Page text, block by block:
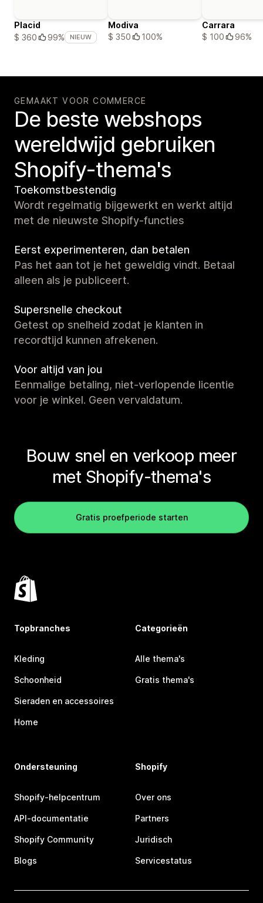
Placid
$ 360
99% NIEUW
Modiva
$ 350
100%
Carrara
$ 100
96%
GEMAAKT VOOR COMMERCE
De beste webshops
wereldwijd gebruiken
Shopify-thema's
Toekomstbestendig
Wordt regelmatig bijgewerkt en werkt altijd
met de nieuwste Shopify-functies
Eerst experimenteren, dan betalen
Pas het aan tot je het geweldig vindt. Betaal
alleen als je publiceert.
Supersnelle checkout
Getest op snelheid zodat je klanten in
recordtijd kunnen afrekenen.
Voor altijd van jou
Eenmalige betaling, niet-verlopende licentie
voor je winkel. Geen vervaldatum.
Bouw snel en verkoop meer
met Shopify-thema's
Gratis proefperiode starten
Topbranches
Kleding
Schoonheid
Sieraden en accessoires
Home
Categorieën
Alle thema's
Gratis thema's
Ondersteuning
Shopify-helpcentrum
API-documentatie
Shopify Community
Blogs
Shopify
Over ons
Partners
Juridisch
Servicestatus